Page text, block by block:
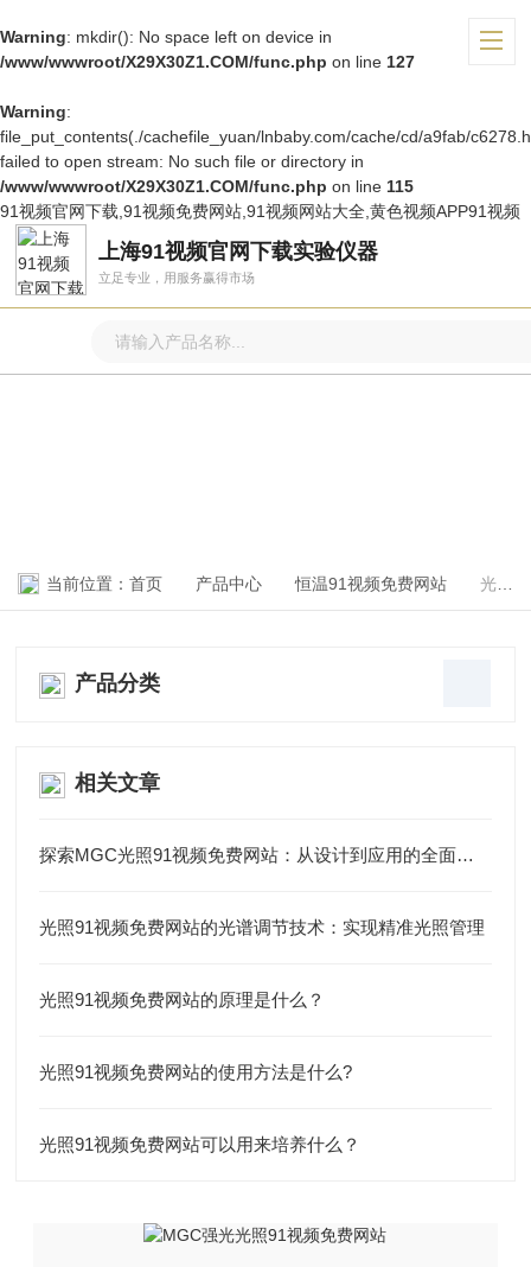
Warning: mkdir(): No space left on device in
/www/wwwroot/X29X30Z1.COM/func.php on line 127
Warning:
file_put_contents(./cachefile_yuan/lnbaby.com/cache/cd/a9fab/
failed to open stream: No such file or directory in
/www/wwwroot/X29X30Z1.COM/func.php on line 115
91视频官网下载,91视频免费网站,91视频网站大全,黄色视频APP91视频
上海91视频官网下载实验仪器
立足专业，用服务赢得市场
当前位置： 首页 产品中心 恒温91视频免费网站 光照91视频免费网站
产品分类
相关文章
探索MGC光照91视频免费网站：从设计到应用的全面剖析
光照91视频免费网站的光谱调节技术：实现精准光照管理
光照91视频免费网站的原理是什么？
光照91视频免费网站的使用方法是什么?
光照91视频免费网站可以用来培养什么？